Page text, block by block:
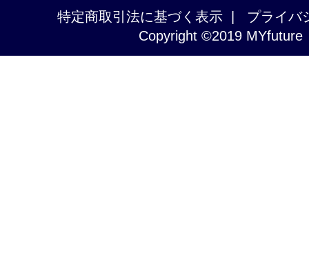
特定商取引法に基づく表示|
プライバ
Copyright ©2019 MYfuture